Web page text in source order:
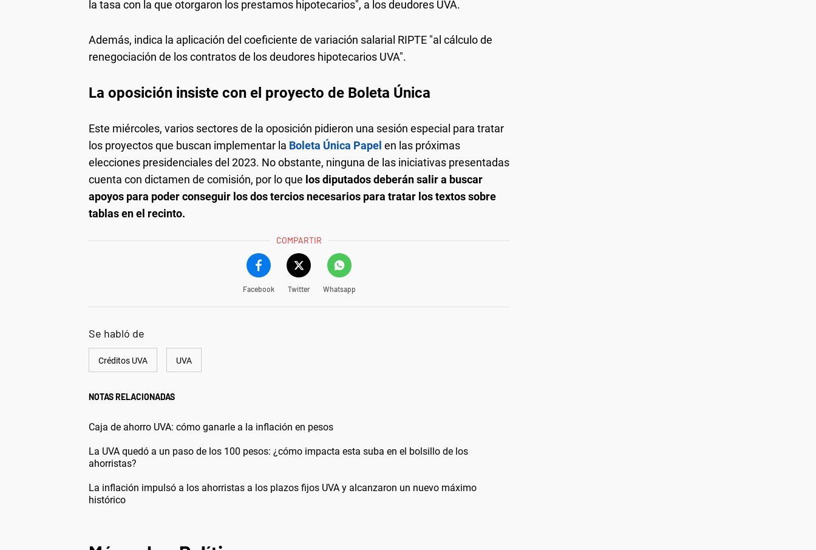
la tasa con la que otorgaron los prestamos hipotecarios", a los deudores UVA.
Además, indica la aplicación del coeficiente de variación salarial RIPTE "al cálculo de
renegociación de los contratos de los deudores hipotecarios UVA".
La oposición insiste con el proyecto de Boleta Única
Este miércoles, varios sectores de la oposición pidieron una sesión especial para tratar
los proyectos que buscan implementar la Boleta Única Papel en las próximas
elecciones presidenciales del 2023. No obstante, ninguna de las iniciativas presentadas
cuenta con dictamen de comisión, por lo que los diputados deberán salir a buscar
apoyos para poder conseguir los dos tercios necesarios para tratar los textos sobre
tablas en el recinto.
COMPARTIR
Facebook Twitter Whatsapp
Se habló de
Créditos UVA UVA
NOTAS RELACIONADAS
Caja de ahorro UVA: cómo ganarle a la inflación en pesos
La UVA quedó a un paso de los 100 pesos: ¿cómo impacta esta suba en el bolsillo de los
ahorristas?
La inflación impulsó a los ahorristas a los plazos fijos UVA y alcanzaron un nuevo máximo
histórico